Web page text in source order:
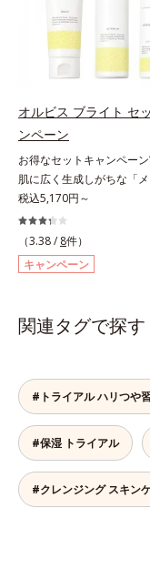
アシリーズの保湿力*3 年
たお手入れのこと*4 うる
る*5 乾燥、ハリ・ツヤの
*6 乾燥による*7 保湿
キス配合＝うるおいを与え
明感に満ちた肌へ導く保
メマツヨイグサ抽出液、ス
エキス配合＝角層のすみず
分・油分を保ち、ハリ・ツ
る保湿成分*10 気持ちの
ルギーテスト済＝全ての方
ギーが起こらないというこ
りません。
ある「透明感のなさ」が現
で大人の肌印象に大きな影
ていることが分かりました
オルビスユー ドットシリ
容成分(*7)として「G.D.F.
来から配合している美白
「トラネキサム酸」を配合
た。さらに、シリーズ共通
分(*7)「GLルートブースタ
を配合することで、肌のふ
や透明感を叶えます。美白
がら多角的なエイジングケ
シリーズに。3ステップで
(*10)のハリと透明感を。効
の生成を抑え、シミ・ソバ
年齢に応じたお手入れのこ
るおいによる*5 乾燥、ハ
のなさ*6 乾燥による*7
ロニセラカエルレア果汁
キス配合＝うるおいを与
明感に満ちた肌へ導く保湿
メマツヨイグサ抽出液、
オルビス ブライト セ
ンペーン
お得なセットキャンペーン
肌に広く生成しがちな「メ
じみ(*1)」の原因をブロッ
澄み渡る輝き透明肌(*3)へ
(*4)知見「メラニンの第三
ト」である「横のひろがり
して、全方位から透明肌を
をきっかけに、肌深く(*6)
透明感のなさなどの「面
感を阻害する原因を引き
ることがわかりました。
ビス ブライト シリーズは
ンにじみ」に着目して「
タミンC(*7)」を採用。肌
浸透し、シミやソバカス
税込5,170円～
（3.38 / 8件）
キャンペーン
関連タグで探す
#トライアル ハリつや
#保湿 トライアル
#クレンジング スキン